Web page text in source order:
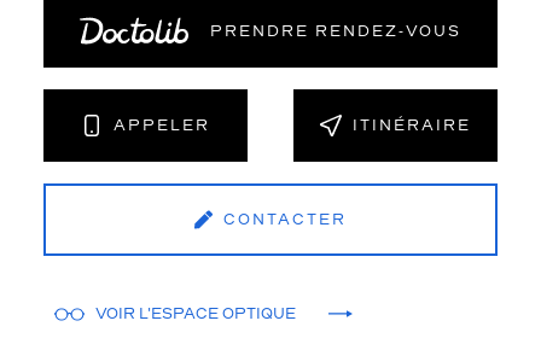
PRENDRE RENDEZ‑VOUS
APPELER ITINÉRAIRE
CONTACTER
VOIR L'ESPACE OPTIQUE